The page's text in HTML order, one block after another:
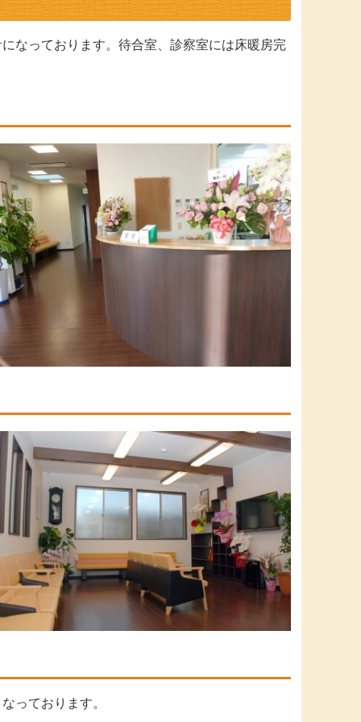
なっております。待合室、診察室には床暖房完
っております。